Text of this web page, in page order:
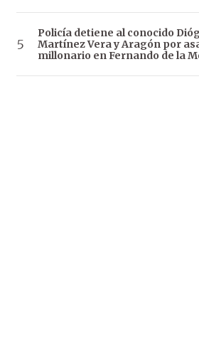
Policía detiene al conocido
Martínez Vera y Aragón por
millonario en Fernando de la